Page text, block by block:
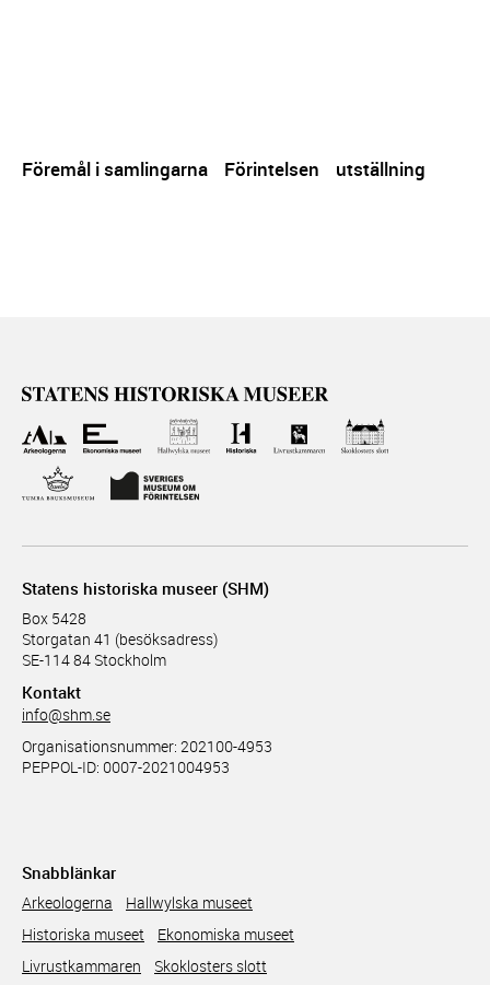
Föremål i samlingarna Förintelsen utställning
Statens historiska museer (SHM)
Box 5428
Storgatan 41 (besöksadress)
SE-114 84 Stockholm
Kontakt
info@shm.se
Organisationsnummer: 202100-4953
PEPPOL-ID: 0007-2021004953
Snabblänkar
Arkeologerna
Hallwylska museet
Historiska museet
Ekonomiska museet
Livrustkammaren
Skoklosters slott